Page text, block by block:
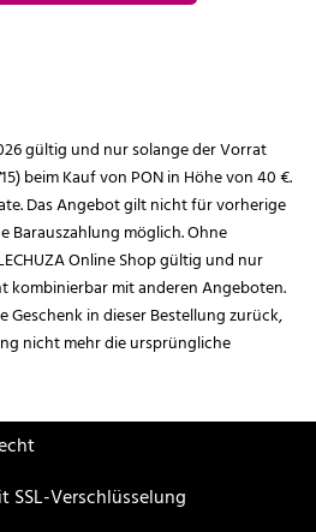
gültig und nur solange der Vorrat
beim Kauf von PON in Höhe von 40 €.
Das Angebot gilt nicht für vorherige
Barauszahlung möglich. Ohne
Online Shop gültig und nur
kombinierbar mit anderen Angeboten.
Geschenk in dieser Bestellung zurück,
nicht mehr die ursprüngliche
SSL-Verschlüsselung